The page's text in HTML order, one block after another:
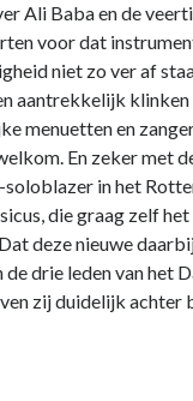
Ali Baba en de
voor dat
niet zo ver af
aantrekkelijk
menuetten en
En zeker met
in het
die graag zelf
Dat deze nieuwe
de drie leden van het
zij duidelijk achter